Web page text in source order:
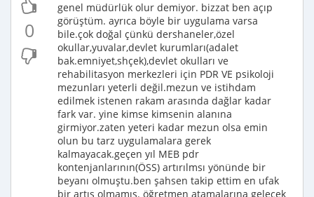
0
genel müdürlük olur demiyor. bizzat ben açıp
görüştüm. ayrıca böyle bir uygulama varsa
bile.çok doğal çünkü dershaneler,özel
okullar,yuvalar,devlet kurumları(adalet
bak.emniyet,shçek),devlet okulları ve
rehabilitasyon merkezleri için PDR VE psikoloji
mezunları yeterli değil.mezun ve istihdam
edilmek istenen rakam arasında dağlar kadar
fark var. yine kimse kimsenin alanına
girmiyor.zaten yeteri kadar mezun olsa emin
olun bu tarz uygulamalara gerek
kalmayacak.geçen yıl MEB pdr
kontenjanlarının(ÖSS) artırılmsı yönünde bir
beyanı olmuştu.ben şahsen takip ettim en ufak
bir artış olmamış. öğretmen atamalarına gelecek